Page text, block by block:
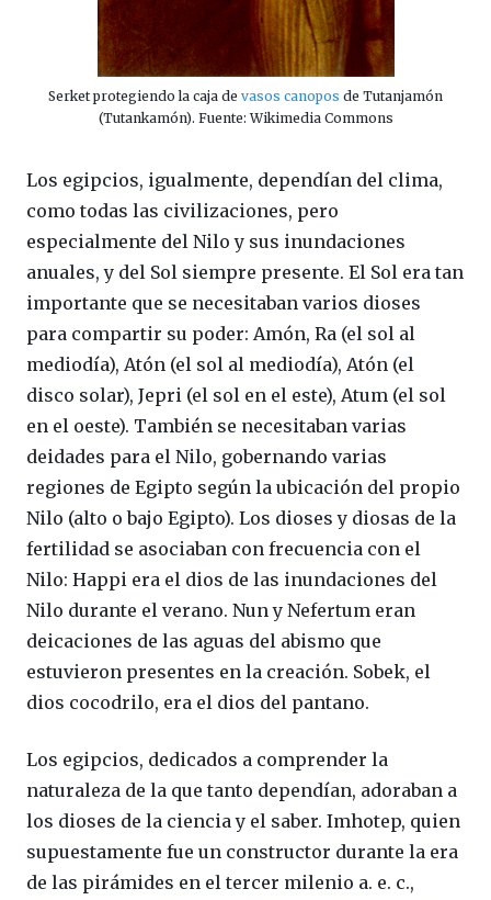
Serket protegiendo la caja de vasos canopos de Tutanjamón
(Tutankamón). Fuente: Wikimedia Commons
Los egipcios, igualmente, dependían del clima,
como todas las civilizaciones, pero
especialmente del Nilo y sus inundaciones
anuales, y del Sol siempre presente. El Sol era tan
importante que se necesitaban varios dioses
para compartir su poder: Amón, Ra (el sol al
mediodía), Atón (el sol al mediodía), Atón (el
disco solar), Jepri (el sol en el este), Atum (el sol
en el oeste). También se necesitaban varias
deidades para el Nilo, gobernando varias
regiones de Egipto según la ubicación del propio
Nilo (alto o bajo Egipto). Los dioses y diosas de la
fertilidad se asociaban con frecuencia con el
Nilo: Happi era el dios de las inundaciones del
Nilo durante el verano. Nun y Nefertum eran
deicaciones de las aguas del abismo que
estuvieron presentes en la creación. Sobek, el
dios cocodrilo, era el dios del pantano.
Los egipcios, dedicados a comprender la
naturaleza de la que tanto dependían, adoraban a
los dioses de la ciencia y el saber. Imhotep, quien
supuestamente fue un constructor durante la era
de las pirámides en el tercer milenio a. e. c.,